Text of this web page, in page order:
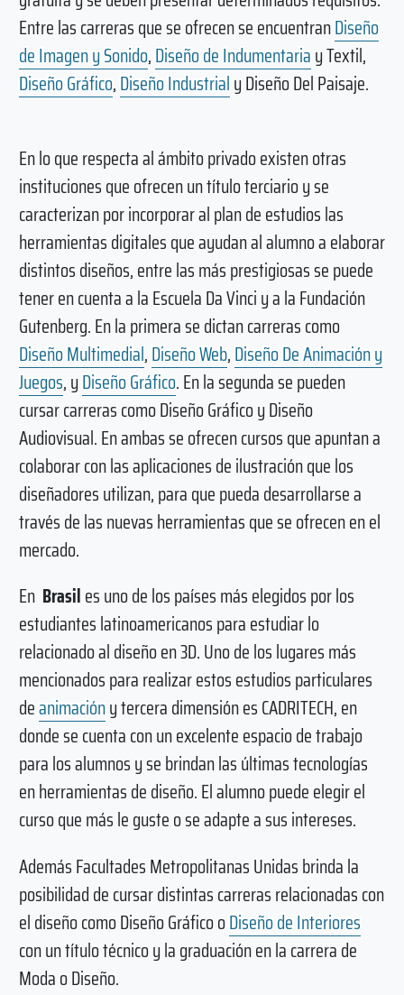
Entre las carreras que se ofrecen se encuentranDiseño
de Imagen y Sonido,Diseño de Indumentariay Textil,
Diseño Gráfico,Diseño Industrialy Diseño Del Paisaje.
En lo que respecta al ámbito privado existen otras
instituciones que ofrecen un título terciario y se
caracterizan por incorporar al plan de estudios las
herramientas digitales que ayudan al alumno a elaborar
distintos diseños, entre las más prestigiosas se puede
tener en cuenta a la Escuela Da Vinci y a la Fundación
Gutenberg. En la primera se dictan carreras como
Diseño Multimedial,Diseño Web,Diseño De Animación y
Juegos, yDiseño Gráfico. En la segunda se pueden
cursar carreras como Diseño Gráfico y Diseño
Audiovisual. En ambas se ofrecen cursos que apuntan a
colaborar con las aplicaciones de ilustración que los
diseñadores utilizan, para que pueda desarrollarse a
través de las nuevas herramientas que se ofrecen en el
mercado.
En Brasiles uno de los países más elegidos por los
estudiantes latinoamericanos para estudiar lo
relacionado al diseño en 3D. Uno de los lugares más
mencionados para realizar estos estudios particulares
deanimacióny tercera dimensión es CADRITECH, en
donde se cuenta con un excelente espacio de trabajo
para los alumnos y se brindan las últimas tecnologías
en herramientas de diseño. El alumno puede elegir el
curso que más le guste o se adapte a sus intereses.
Además Facultades Metropolitanas Unidas brinda la
posibilidad de cursar distintas carreras relacionadas con
el diseño como Diseño Gráfico oDiseño de Interiores
con un título técnico y la graduación en la carrera de
Moda o Diseño.